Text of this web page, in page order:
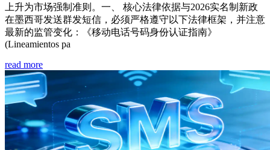
上升为市场强制准则。一、 核心法律依据与2026实名制新政
在墨西哥发送群发短信，必须严格遵守以下法律框架，并注意
最新的监管变化：《移动电话号码身份认证指南》
(Lineamientos pa
read more